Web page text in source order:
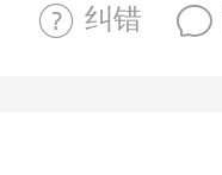
纠错